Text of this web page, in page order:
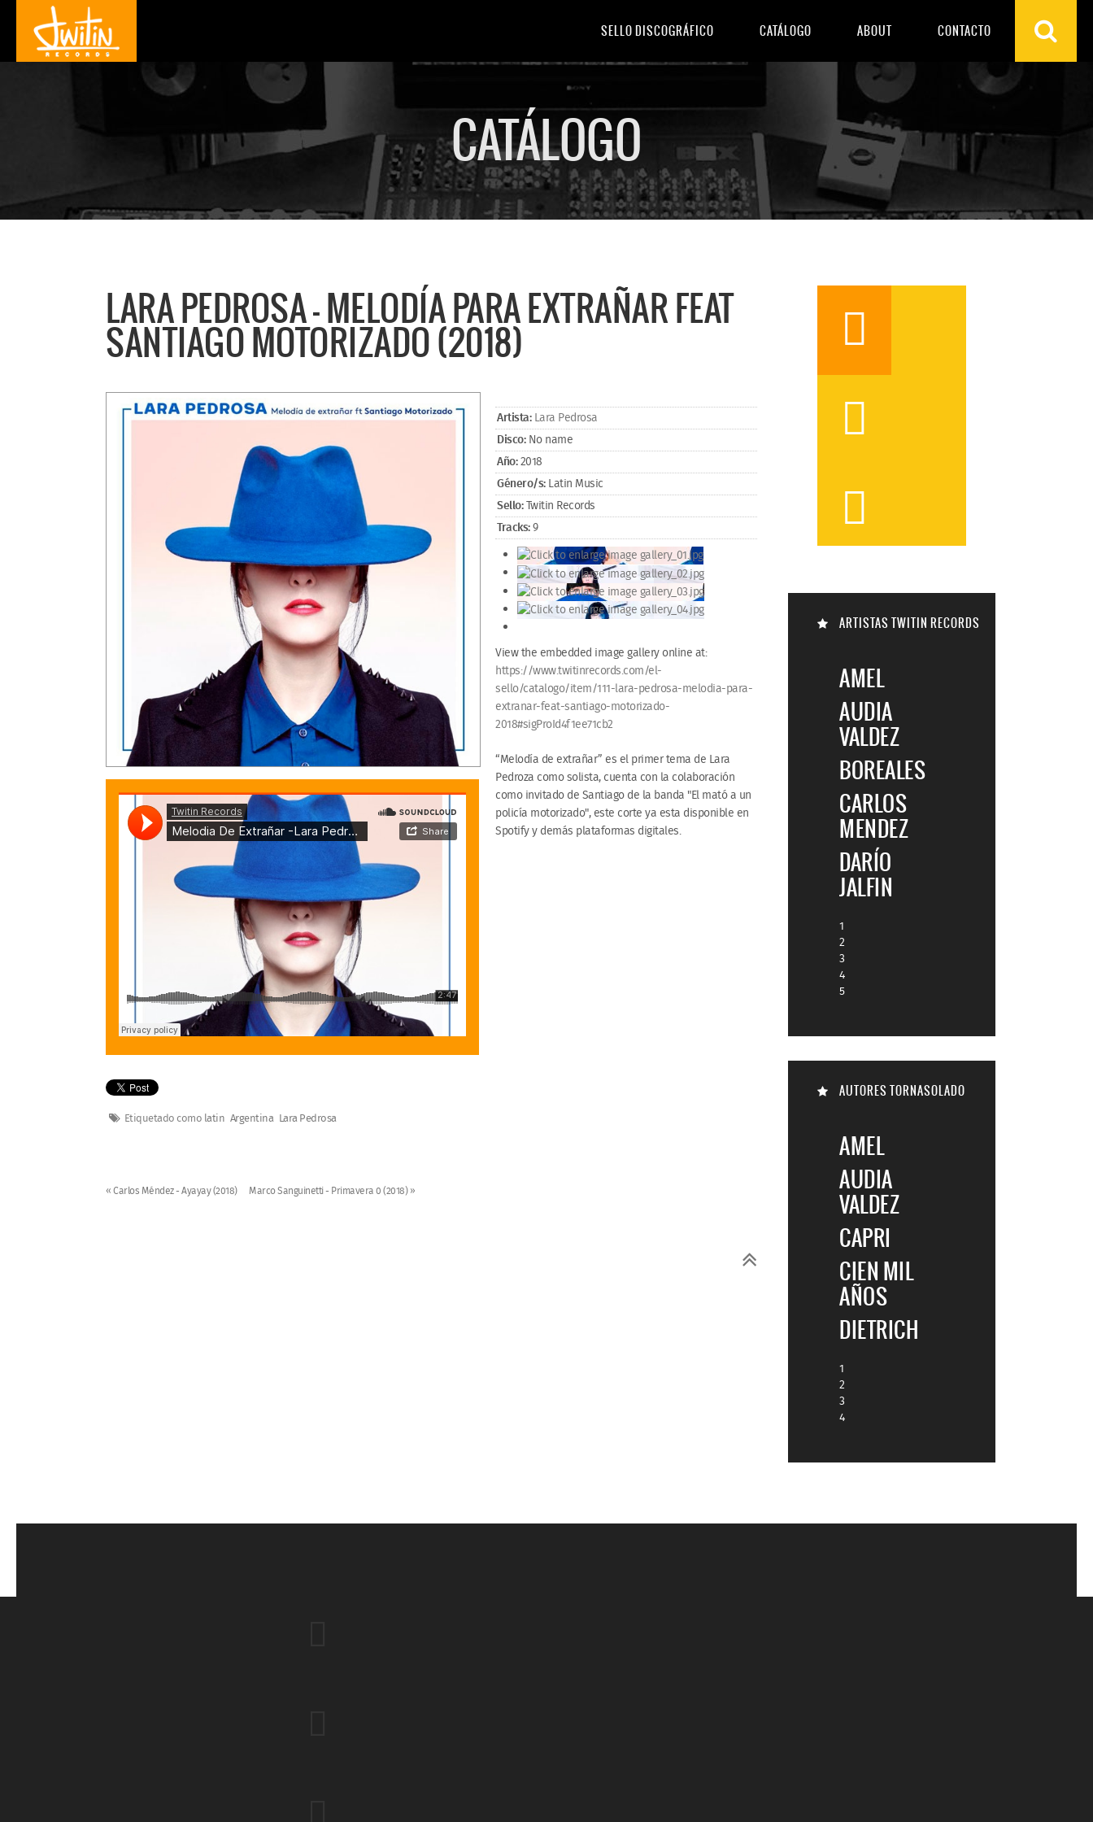
SELLO DISCOGRÁFICO CATÁLOGO ABOUT CONTACTO
CATÁLOGO
LARA PEDROSA - MELODÍA PARA EXTRAÑAR FEAT
SANTIAGO MOTORIZADO (2018)
Artista: Lara Pedrosa
Disco: No name
Año:2018
Género/s:Latin Music
Sello:Twitin Records
Tracks:9
View the embedded image gallery online at:
https://www.twitinrecords.com/el-
sello/catalogo/item/111-lara-pedrosa-melodia-para-
extranar-feat-santiago-motorizado-
2018#sigProId4f1ee71cb2
“Melodía de extrañar” es el primer tema de Lara
Pedroza comosolista, cuenta con la colaboración
como invitado de Santiago de la banda "El mató a un
policía motorizado", este corte ya esta disponible en
Spotify y demás plataformas digitales.
Etiquetado como latin Argentina Lara Pedrosa
« Carlos Méndez - Ayayay (2018) Marco Sanguinetti - Primavera 0 (2018) »





ARTISTAS TWITIN RECORDS
AMEL
AUDIA
VALDEZ
BOREALES
CARLOS
MENDEZ
DARÍO
JALFIN
1
2
3
4
5
AUTORES TORNASOLADO
AMEL
AUDIA
VALDEZ
CAPRI
CIEN MIL
AÑOS
DIETRICH
1
2
3
4